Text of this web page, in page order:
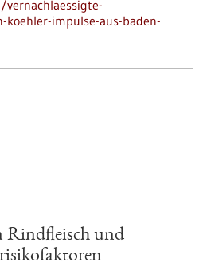
impulse-aus-baden-
Rindfleisch und